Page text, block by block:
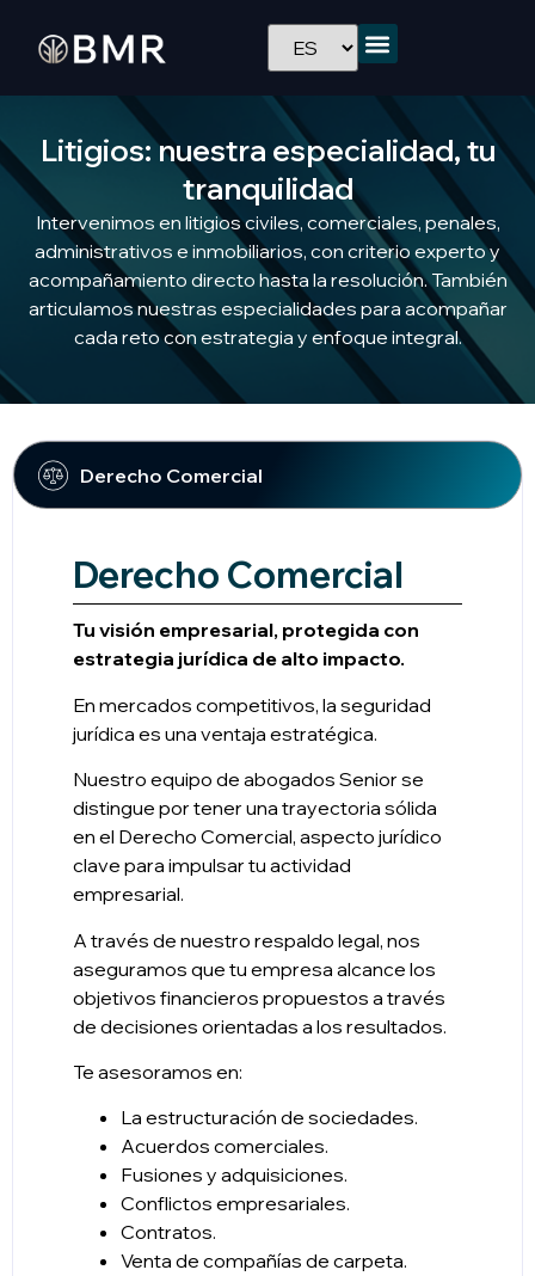
Litigios: nuestra especialidad, tu
tranquilidad
Intervenimos en litigios civiles, comerciales, penales,
administrativos e inmobiliarios, con criterio experto y
acompañamiento directo hasta la resolución. También
articulamos nuestras especialidades para acompañar
cada reto con estrategia y enfoque integral.
Derecho Comercial
Derecho Comercial
Tu visión empresarial, protegida con
estrategia jurídica de alto impacto.
En mercados competitivos, la seguridad
jurídica es una ventaja estratégica.
Nuestro equipo de abogados Senior se
distingue por tener una trayectoria sólida
en el Derecho Comercial, aspecto jurídico
clave para impulsar tu actividad
empresarial.
A través de nuestro respaldo legal, nos
aseguramos que tu empresa alcance los
objetivos financieros propuestos a través
de decisiones orientadas a los resultados.
Te asesoramos en:
La estructuración de sociedades.
Acuerdos comerciales.
Fusiones y adquisiciones.
Conflictos empresariales.
Contratos.
Venta de compañías de carpeta.